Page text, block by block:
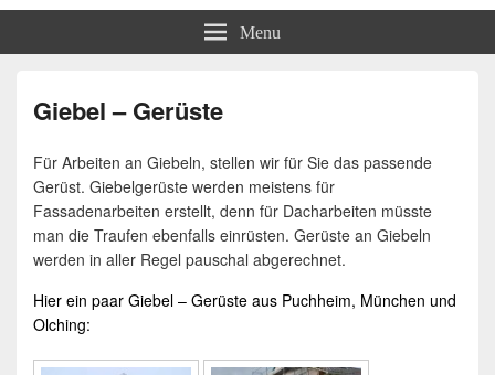
Menu
Giebel – Gerüste
Für Arbeiten an Giebeln, stellen wir für Sie das passende
Gerüst. Giebelgerüste werden meistens für
Fassadenarbeiten erstellt, denn für Dacharbeiten müsste
man die Traufen ebenfalls einrüsten. Gerüste an Giebeln
werden in aller Regel pauschal abgerechnet.
Hier ein paar Giebel – Gerüste aus Puchheim, München und
Olching: